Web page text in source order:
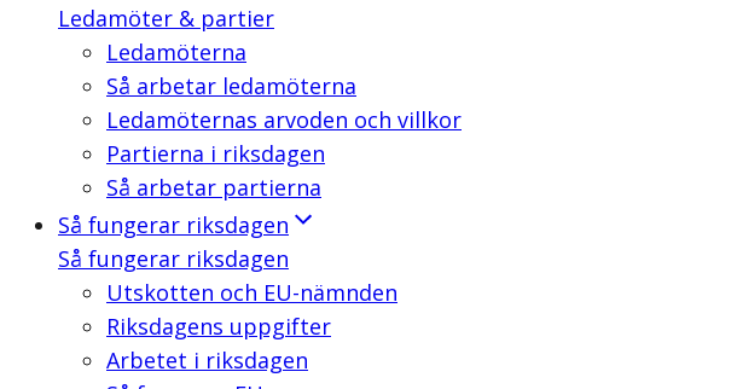
Ledamöter & partier
Ledamöterna
Så arbetar ledamöterna
Ledamöternas arvoden och villkor
Partierna i riksdagen
Så arbetar partierna
Så fungerar riksdagen
Så fungerar riksdagen
Utskotten och EU-nämnden
Riksdagens uppgifter
Arbetet i riksdagen